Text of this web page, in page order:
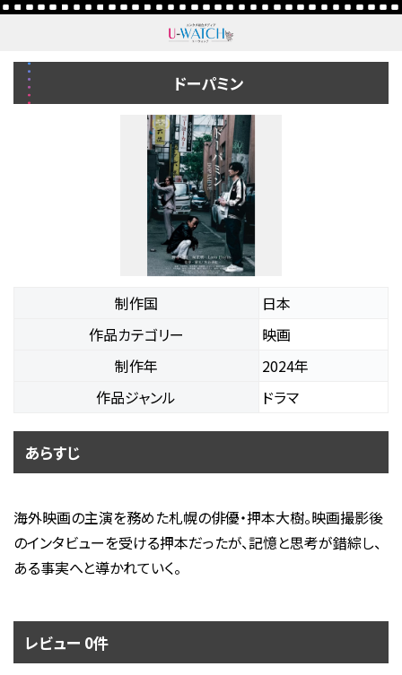
ドーパミン
制作国
日本
作品カテゴリー
映画
制作年
2024年
作品ジャンル
ドラマ
あらすじ
海外映画の主演を務めた札幌の俳優・押本大樹。映画撮影後
のインタビューを受ける押本だったが、記憶と思考が錯綜し、
ある事実へと導かれていく。
レビュー 0件